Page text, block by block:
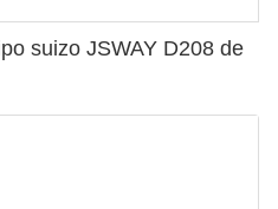
suizo JSWAY D208 de